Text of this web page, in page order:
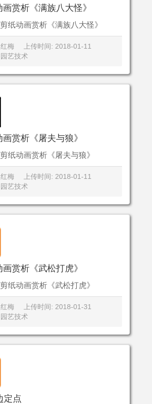
画赏析《满族八大怪》
纸动画赏析《满族八大怪》
梅
上传时间: 2018-01-11
艺技术
赏析《屠夫与狼》
纸动画赏析《屠夫与狼》
梅
上传时间: 2018-01-11
艺技术
赏析《武松打虎》
纸动画赏析《武松打虎》
梅
上传时间: 2018-01-31
艺技术
定点